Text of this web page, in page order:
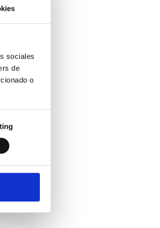
sociales
de
o